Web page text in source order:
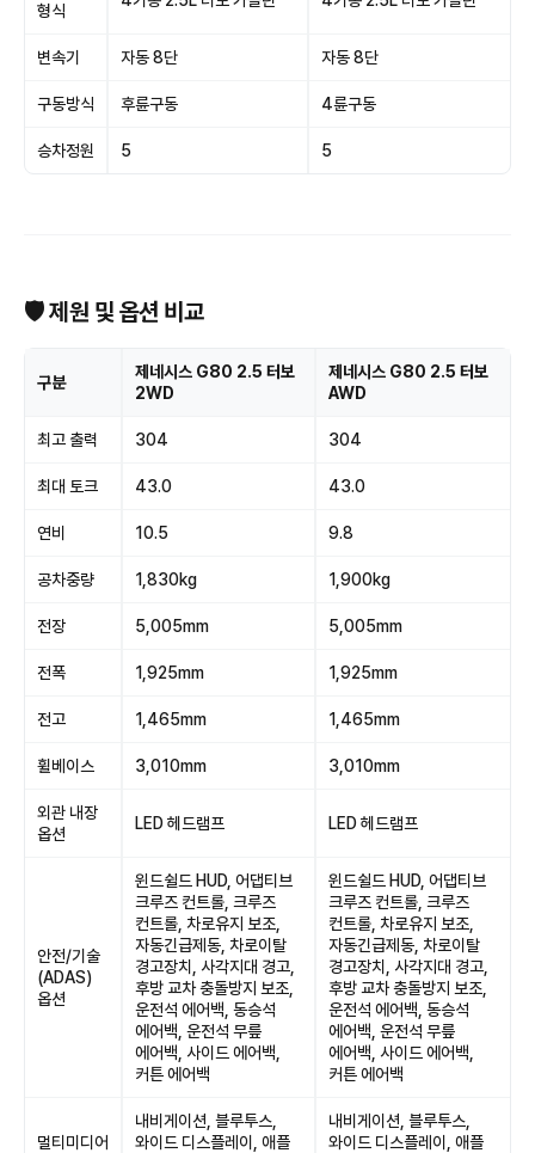
형식
변속기 자동 8단 자동 8단
구동방식 후륜구동 4륜구동
승차정원 5 5
🛡 제원 및 옵션 비교
구분
제네시스 G80 2.5 터보
2WD
제네시스 G80 2.5 터보
AWD
최고 출력 304 304
최대 토크 43.0 43.0
연비 10.5 9.8
공차중량 1,830kg 1,900kg
전장 5,005mm 5,005mm
전폭 1,925mm 1,925mm
전고 1,465mm 1,465mm
휠베이스 3,010mm 3,010mm
외관 내장
옵션
LED 헤드램프 LED 헤드램프
안전/기술
(ADAS)
옵션
윈드쉴드 HUD, 어댑티브
크루즈 컨트롤, 크루즈
컨트롤, 차로유지 보조,
자동긴급제동, 차로이탈
경고장치, 사각지대 경고,
후방 교차 충돌방지 보조,
운전석 에어백, 동승석
에어백, 운전석 무릎
에어백, 사이드 에어백,
커튼 에어백
윈드쉴드 HUD, 어댑티브
크루즈 컨트롤, 크루즈
컨트롤, 차로유지 보조,
자동긴급제동, 차로이탈
경고장치, 사각지대 경고,
후방 교차 충돌방지 보조,
운전석 에어백, 동승석
에어백, 운전석 무릎
에어백, 사이드 에어백,
커튼 에어백
멀티미디어
내비게이션, 블루투스,
와이드 디스플레이, 애플
내비게이션, 블루투스,
와이드 디스플레이, 애플